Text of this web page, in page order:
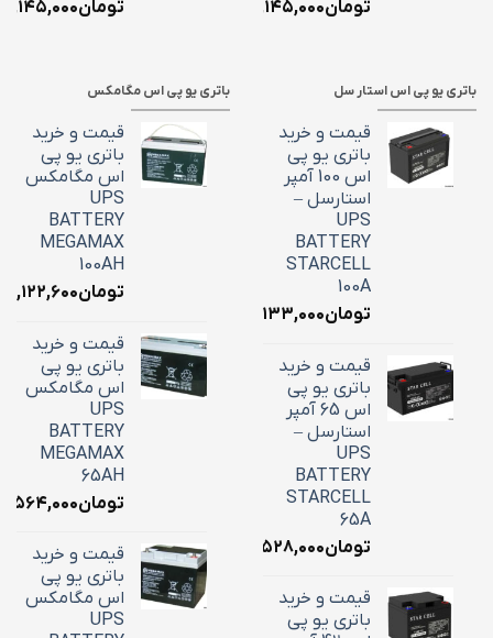
تومان۲,۱۴۵,۰۰۰ تومان۲,۱۴۵,۰۰۰
باتری یو پی اس استار سل
قیمت و خرید
باتری یو پی
اس 100 آمپر
استارسل –
UPS
BATTERY
STARCELL
100A
تومان۳۴,۱۳۳,۰۰۰
قیمت و خرید
باتری یو پی
اس 65 آمپر
استارسل –
UPS
BATTERY
STARCELL
65A
تومان۲۲,۵۲۸,۰۰۰
قیمت و خرید
باتری یو پی
باتری یو پی اس مگامکس
قیمت و خرید
باتری یو پی
اس مگامکس
UPS
BATTERY
MEGAMAX
100AH
تومان
قیمت و خرید
باتری یو پی
اس مگامکس
UPS
BATTERY
MEGAMAX
65AH
تومان
قیمت و خرید
باتری یو پی
اس مگامکس
UPS